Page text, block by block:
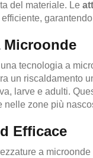
del materiale. Le
Microonde
tecnologia a
un riscaldamento
larve e adulti.
nelle zone più
Efficace
a